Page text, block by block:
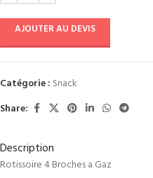
AJOUTER AU DEVIS
Catégorie : Snack
Share:
Description
Rotissoire 4 Broches a Gaz